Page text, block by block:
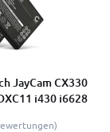
JayCam CX330
i430 i6628